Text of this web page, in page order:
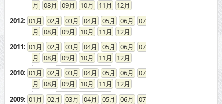
08
09 10 11
12
2012: 01 02 03 04 05 06
07
08
09 10 11
12
2011: 01 02 03 04 05 06
07
08
09 10 11
12
2010: 01 02 03 04 05 06
07
08
09 10 11
12
2009: 01 02 03 04 05 06
07